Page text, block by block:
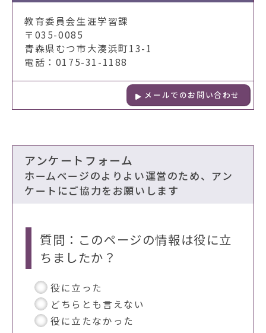
教育委員会生涯学習課
〒035-0085
青森県むつ市大湊浜町13-1
電話：0175-31-1188
メールでのお問い合わせ
アンケートフォーム
ホームページのよりよい運営のため、アン
ケートにご協力をお願いします
質問：このページの情報は役に立
ちましたか？
役に立った
どちらとも言えない
役に立たなかった